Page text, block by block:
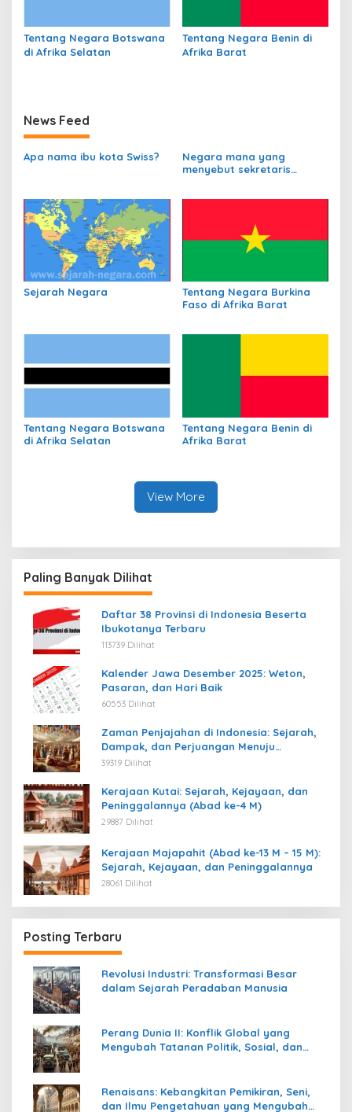
Tentang Negara Botswana
di Afrika Selatan
Tentang Negara Benin di
Afrika Barat
News Feed
Apa nama ibu kota Swiss?
Negara mana yang
menyebut sekretaris
Sejarah Negara
Tentang Negara Burkina
Faso di Afrika Barat
Tentang Negara Botswana
di Afrika Selatan
Tentang Negara Benin di
Afrika Barat
View More
Paling Banyak Dilihat
Daftar 38 Provinsi di Indonesia Beserta
Ibukotanya Terbaru
113739 Dilihat
Kalender Jawa Desember 2025: Weton,
Pasaran, dan Hari Baik
60553 Dilihat
Zaman Penjajahan di Indonesia: Sejarah,
Dampak, dan Perjuangan Menuju
Kemerdekaan
39319 Dilihat
Kerajaan Kutai: Sejarah, Kejayaan, dan
Peninggalannya (Abad ke-4 M)
29887 Dilihat
Kerajaan Majapahit (Abad ke-13 M – 15 M):
Sejarah, Kejayaan, dan Peninggalannya
28061 Dilihat
Posting Terbaru
Revolusi Industri: Transformasi Besar
dalam Sejarah Peradaban Manusia
Perang Dunia II: Konflik Global yang
Mengubah Tatanan Politik, Sosial, dan
Renaisans: Kebangkitan Pemikiran, Seni,
dan Ilmu Pengetahuan yang Mengubah